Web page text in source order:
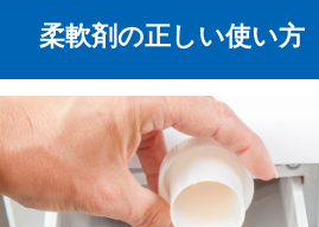
柔軟剤の正しい使い方